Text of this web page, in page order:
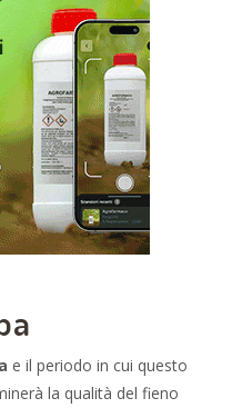
e il periodo in cui questo
la qualità del fieno